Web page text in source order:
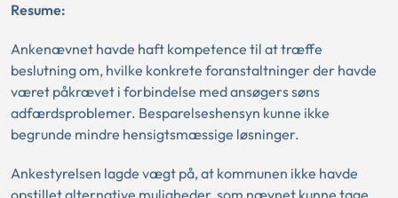
Resume:
Ankenævnet havde haft kompetence til at træffe
beslutning om, hvilke konkrete foranstaltninger der havde
været påkrævet i forbindelse med ansøgers søns
adfærdsproblemer. Besparelseshensyn kunne ikke
begrunde mindre hensigtsmæssige løsninger.
Ankestyrelsen lagde vægt på, at kommunen ikke havde
opstillet alternative muligheder, som nævnet kunne tage